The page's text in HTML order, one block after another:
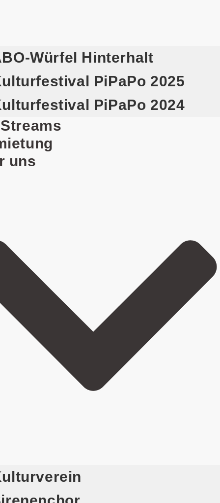
Würfel Hinterhalt
PiPaPo 2025
PiPaPo 2024
uns